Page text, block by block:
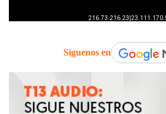
Síguenos en